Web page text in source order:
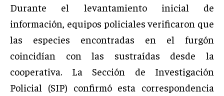
Durante el levantamiento inicial de
información, equipos policiales verificaron que
las especies encontradas en el furgón
coincidían con las sustraídas desde la
cooperativa. La Sección de Investigación
Policial (SIP) confirmó esta correspondencia